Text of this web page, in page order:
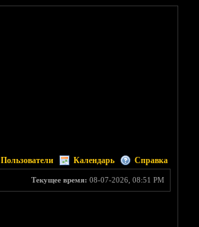
Пользователи Календарь Справка
Текущее время: 08-07-2026, 08:51 PM